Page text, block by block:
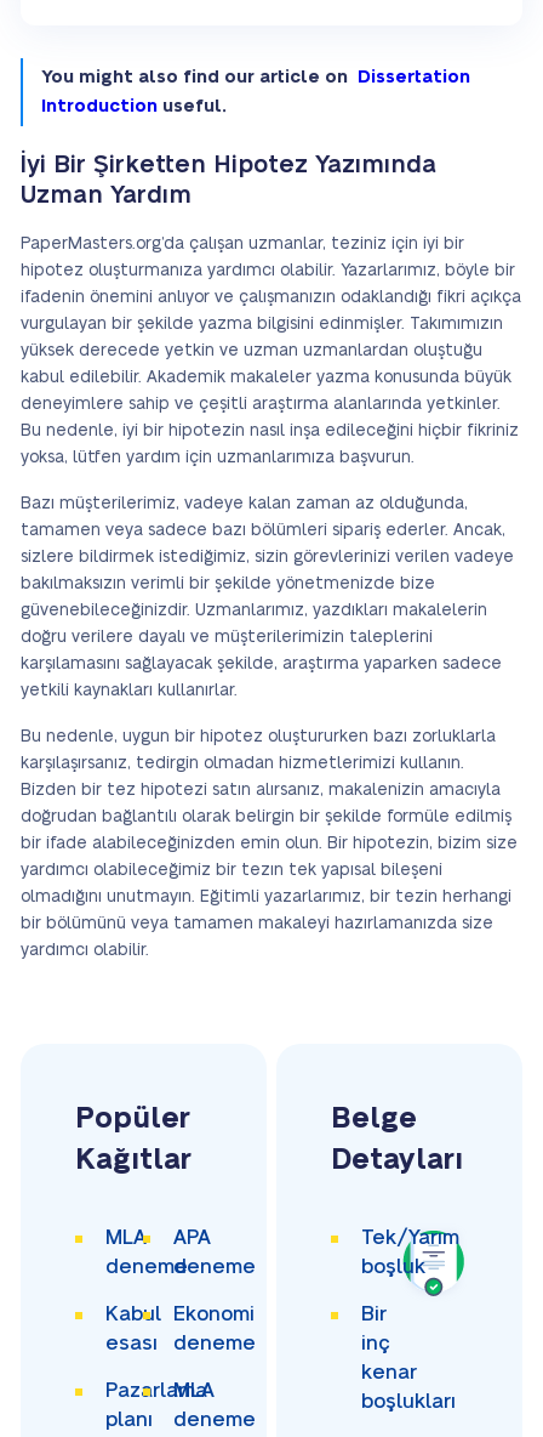
You might also find our article on
Dissertation
Introduction useful.
İyi Bir Şirketten Hipotez Yazımında
Uzman Yardım
PaperMasters.org’da çalışan uzmanlar, teziniz için iyi bir
hipotez oluşturmanıza yardımcı olabilir. Yazarlarımız, böyle bir
ifadenin önemini anlıyor ve çalışmanızın odaklandığı fikri açıkça
vurgulayan bir şekilde yazma bilgisini edinmişler. Takımımızın
yüksek derecede yetkin ve uzman uzmanlardan oluştuğu
kabul edilebilir. Akademik makaleler yazma konusunda büyük
deneyimlere sahip ve çeşitli araştırma alanlarında yetkinler.
Bu nedenle, iyi bir hipotezin nasıl inşa edileceğini hiçbir fikriniz
yoksa, lütfen yardım için uzmanlarımıza başvurun.
Bazı müşterilerimiz, vadeye kalan zaman az olduğunda,
tamamen veya sadece bazı bölümleri sipariş ederler. Ancak,
sizlere bildirmek istediğimiz, sizin görevlerinizi verilen vadeye
bakılmaksızın verimli bir şekilde yönetmenizde bize
güvenebileceğinizdir. Uzmanlarımız, yazdıkları makalelerin
doğru verilere dayalı ve müşterilerimizin taleplerini
karşılamasını sağlayacak şekilde, araştırma yaparken sadece
yetkili kaynakları kullanırlar.
Bu nedenle, uygun bir hipotez oluştururken bazı zorluklarla
karşılaşırsanız, tedirgin olmadan hizmetlerimizi kullanın.
Bizden bir tez hipotezi satın alırsanız, makalenizin amacıyla
doğrudan bağlantılı olarak belirgin bir şekilde formüle edilmiş
bir ifade alabileceğinizden emin olun. Bir hipotezin, bizim size
yardımcı olabileceğimiz bir tezın tek yapısal bileşeni
olmadığını unutmayın. Eğitimli yazarlarımız, bir tezin herhangi
bir bölümünü veya tamamen makaleyi hazırlamanızda size
yardımcı olabilir.
Popüler
Kağıtlar
MLA
deneme
APA
deneme
Kabul
esası
Ekonomi
deneme
Pazarlama
planı
MLA
deneme
Belge
Detayları
Tek/Yarım
boşluk
Bir
inç
kenar
boşlukları